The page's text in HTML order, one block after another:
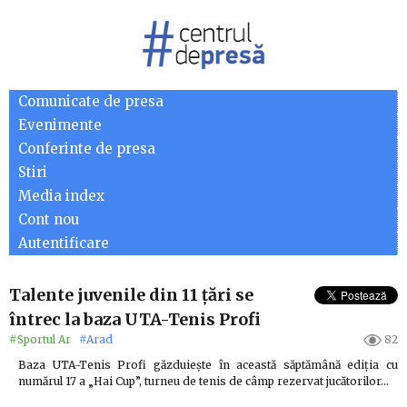
Comunicate de presa
Evenimente
Conferinte de presa
Stiri
Media index
Cont nou
Autentificare
Talente juvenile din 11 țări se
întrec la baza UTA-Tenis Profi
#Sportul Ar #Arad
82
Baza UTA-Tenis Profi găzduieşte în această săptămână ediţia cu
numărul 17 a „Hai Cup”, turneu de tenis de câmp rezervat jucătorilor…